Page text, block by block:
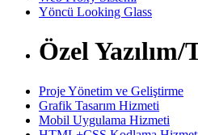
Yöncü Looking Glass
Özel Yazılım/
Proje Yönetim ve Geliştirme
Grafik Tasarım Hizmeti
Mobil Uygulama Hizmeti